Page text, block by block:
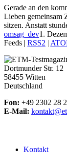
Gerade an den
Lieben gemeinsam
sitzen. Anstatt
omsag_dev1.
Feeds | RSS2 |
Dortmunder Str. 12
58455 Witten
Deutschland
Fon: +49 2302 28
E-Mail:
Kontakt